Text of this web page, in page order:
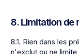
8. Limitation de
8.1. Rien dans les
n'exclut ou ne